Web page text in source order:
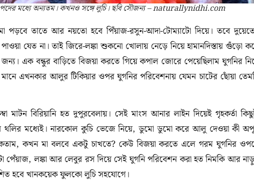
পদের মধ্যে অন্যতম। কখনও সঙ্গে লুচি। ছবি সৌজন্য – naturallynidhi.com
পড়বে তাতে আর নয়তো হবে পিঁয়াজ-রসুন-আদা-টোম্যাটো দিয়ে। তবে
যেত না। তাই জিরে-লঙ্কা শুকনো খোলায় নেড়ে নিয়ে হামানদিস্তায় গুঁড়ো
এক বন্ধুর বাড়িতে বিজয়া করতে গিয়ে কপাল জোরে পেয়েছিলাম ঘুগনির
এখনকার আলুর টিকিয়ার ওপর ঘুগনির পরিবেশনায় যেমন চাটের ছোঁয়া
মাটন বিরিয়ানি হত দুপুরবেলায়। সেই মাংস আনার লাইন দিয়েই গৃহকর্তা
থলির মধ্যেই।নারকোল কুচি ভেজে নিয়ে, ডুমো ডুমো করে আলু দেওয়া কী
কখন মা বলবে একটু চাখতে? কেউ বিজয়া করতে এলে গরম ঘুগনির
পেঁয়াজ, লঙ্কা আর লেবুর রস দিয়ে সেই ঘুগনি পরিবেশন করা হত নিমকি আর
হবে খানকয়েক ফুলকো লুচি সহযোগে।